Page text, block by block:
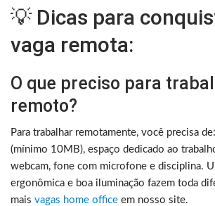
💡 Dicas para
vaga remota:
O que preciso para
remoto?
Para trabalhar remotamente, você precisa
(mínimo 10MB), espaço dedicado ao
webcam, fone com microfone e disciplina.
ergonômica e boa iluminação fazem toda
mais vagas home office em nosso site.